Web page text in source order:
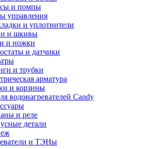
и помпы
управления
и уплотнители
и шкивы
и ножки
и датчики
и трубки
арматура
и корзины
водонагревателей Candy
и реле
детали
и ТЭНы